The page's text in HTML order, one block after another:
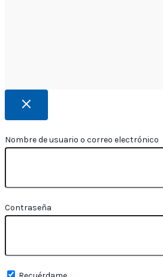
Nombre de usuario o correo electrónico
Contraseña